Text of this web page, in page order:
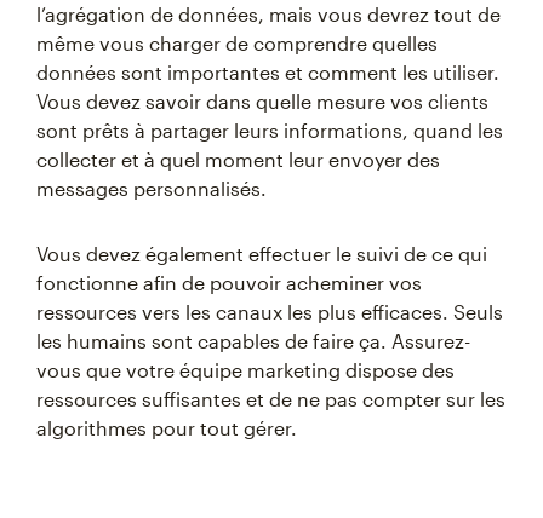
l’agrégation de données, mais vous devrez tout de
même vous charger de comprendre quelles
données sont importantes et comment les utiliser.
Vous devez savoir dans quelle mesure vos clients
sont prêts à partager leurs informations, quand les
collecter et à quel moment leur envoyer des
messages personnalisés.
Vous devez également effectuer le suivi de ce qui
fonctionne afin de pouvoir acheminer vos
ressources vers les canaux les plus efficaces. Seuls
les humains sont capables de faire ça. Assurez-
vous que votre équipe marketing dispose des
ressources suffisantes et de ne pas compter sur les
algorithmes pour tout gérer.